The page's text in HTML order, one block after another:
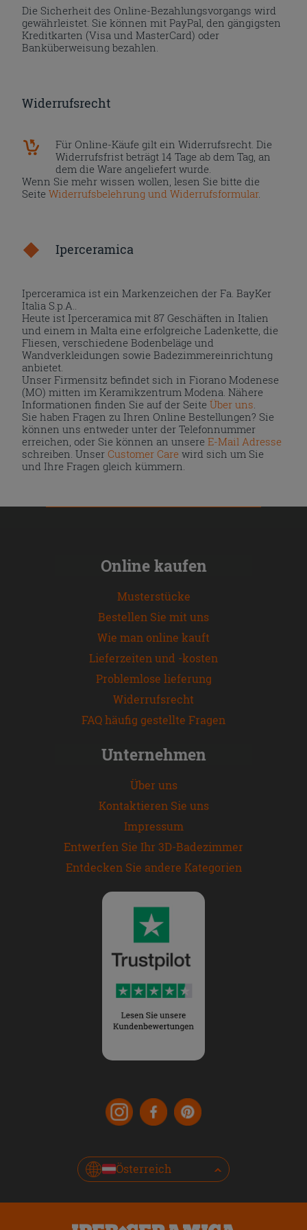
Die Sicherheit des Online-Bezahlungsvorgangs wird
gewährleistet. Sie können mit PayPal, den gängigsten
Kreditkarten (Visa und MasterCard) oder
Banküberweisung bezahlen.
Widerrufsrecht
Für Online-Käufe gilt ein Widerrufsrecht. Die
Widerrufsfrist beträgt 14 Tage ab dem Tag, an
dem die Ware angeliefert wurde.
Wenn Sie mehr wissen wollen, lesen Sie bitte die
SeiteWiderrufsbelehrung und Widerrufsformular.
Iperceramica
Iperceramica ist ein Markenzeichen der Fa. BayKer
Italia S.p.A..
Heute ist Iperceramica mit 87 Geschäften in Italien
und einem in Malta eine erfolgreiche Ladenkette, die
Fliesen, verschiedene Bodenbeläge und
Wandverkleidungen sowie Badezimmereinrichtung
anbietet.
Unser Firmensitz befindet sich in Fiorano Modenese
(MO) mitten im Keramikzentrum Modena. Nähere
Informationen finden Sie auf der Seite Über uns
Sie haben Fragen zu Ihren Online Bestellungen? Sie
können uns entweder unter der Telefonnummer
erreichen, oder Sie können an unsereE-Mail Adresse
schreiben. UnserCustomer Care wird sich um Sie
und Ihre Fragen gleich kümmern.
Online kaufen
Musterstücke
Bestellen Sie mit uns
Wie man online kauft
Lieferzeiten und -kosten
Problemlose lieferung
Widerrufsrecht
FAQ häufig gestellte Fragen
Unternehmen
Über uns
Kontaktieren Sie uns
Impressum
Entwerfen Sie Ihr 3D-Badezimmer
Entdecken Sie andere Kategorien
Österreich